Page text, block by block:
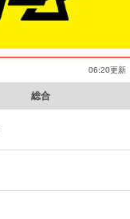
06:20更新
総合